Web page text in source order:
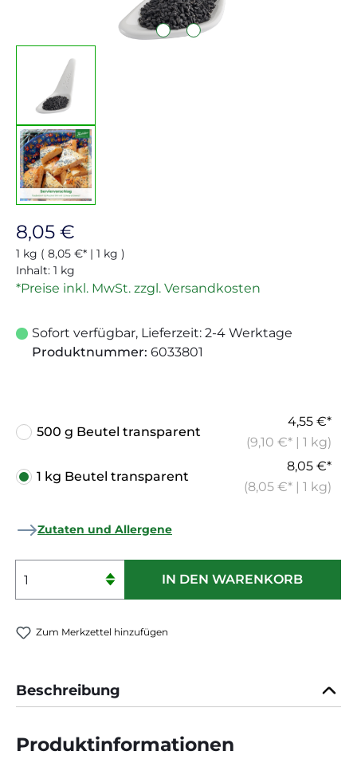
Regulärer Preis:
8,05 €
1 kg ( 8,05 €* | 1 kg )
Inhalt: 1 kg
*Preise inkl. MwSt. zzgl. Versandkosten
Sofort verfügbar, Lieferzeit: 2-4 Werktage
Produktnummer: 6033801
500 g Beutel transparent
4,55 €*
(9,10 €* | 1 kg)
1 kg Beutel transparent
8,05 €*
(8,05 €* | 1 kg)
Zutaten und Allergene
Produkt Anzahl: Gib den
IN DEN WARENKORB
Zum Merkzettel hinzufügen
Beschreibung
Produktinformationen